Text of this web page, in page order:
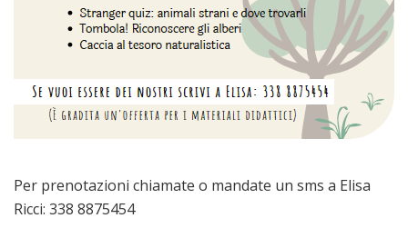
Per prenotazioni chiamate o mandate un sms a Elisa
Ricci: 338 8875454